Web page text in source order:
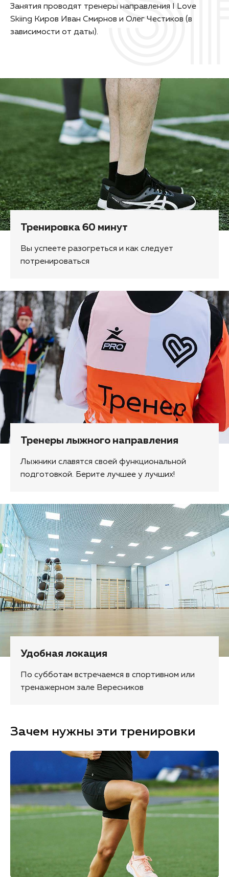
Занятия проводят тренеры направления I Love
Skiing Киров Иван Смирнов и Олег Честиков (в
зависимости от даты).
Тренировка 60 минут
Вы успеете разогреться и как следует
потренироваться
Тренеры лыжного направления
Лыжники славятся своей функциональной
подготовкой. Берите лучшее у лучших!
Удобная локация
По субботам встречаемся в спортивном или
тренажерном зале Вересников
Зачем нужны эти тренировки